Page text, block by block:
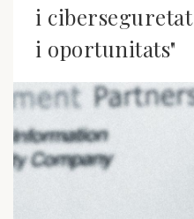
i
i oportunitats"